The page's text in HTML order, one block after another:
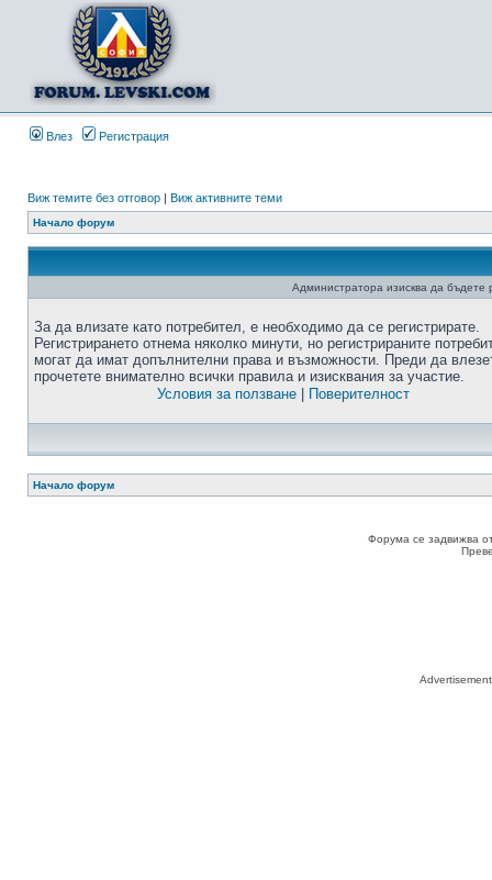
Влез Регистрация
Виж темите без отговор | Виж активните теми
Начало форум
Администратора изисква да бъдете
За да влизате като потребител, е необходимо да се регистрирате.
Регистрирането отнема няколко минути, но регистрираните
могат да имат допълнителни права и възможности. Преди да
прочетете внимателно всички правила и изисквания за участие.
Условия за ползване| Поверителност
Начало форум
Форума се задвижва